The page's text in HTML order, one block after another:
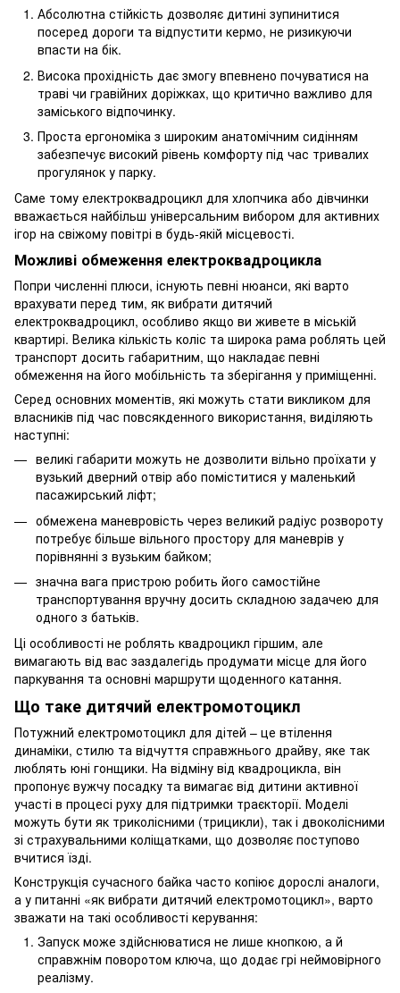
Абсолютна стійкість дозволяє дитині зупинитися
посеред дороги та відпустити кермо, не ризикуючи
впасти на бік.
Висока прохідність дає змогу впевнено почуватися на
траві чи гравійних доріжках, що критично важливо для
заміського відпочинку.
Проста ергономіка з широким анатомічним сидінням
забезпечує високий рівень комфорту під час тривалих
прогулянок у парку.
Саме тому електроквадроцикл для хлопчика або дівчинки
вважається найбільш універсальним вибором для активних
ігор на свіжому повітрі в будь-якій місцевості.
Можливі обмеження електроквадроцикла
Попри численні плюси, існують певні нюанси, які варто
врахувати перед тим, як вибрати дитячий
електроквадроцикл, особливо якщо ви живете в міській
квартирі. Велика кількість коліс та широка рама роблять цей
транспорт досить габаритним, що накладає певні
обмеження на його мобільність та зберігання у приміщенні.
Серед основних моментів, які можуть стати викликом для
власників під час повсякденного використання, виділяють
наступні:
великі габарити можуть не дозволити вільно проїхати у
вузький дверний отвір або поміститися у маленький
пасажирський ліфт;
обмежена маневровість через великий радіус розвороту
потребує більше вільного простору для маневрів у
порівнянні з вузьким байком;
значна вага пристрою робить його самостійне
транспортування вручну досить складною задачею для
одного з батьків.
Ці особливості не роблять квадроцикл гіршим, але
вимагають від вас заздалегідь продумати місце для його
паркування та основні маршрути щоденного катання.
Що таке дитячий електромотоцикл
Потужний електромотоцикл для дітей – це втілення
динаміки, стилю та відчуття справжнього драйву, яке так
люблять юні гонщики. На відміну від квадроцикла, він
пропонує вужчу посадку та вимагає від дитини активної
участі в процесі руху для підтримки траєкторії. Моделі
можуть бути як триколісними (трицикли), так і двоколісними
зі страхувальними коліщатками, що дозволяє поступово
вчитися їзді.
Конструкція сучасного байка часто копіює дорослі аналоги,
а у питанні «як вибрати дитячий електромотоцикл», варто
зважати на такі особливості керування:
Запуск може здійснюватися не лише кнопкою, а й
справжнім поворотом ключа, що додає грі неймовірного
реалізму.